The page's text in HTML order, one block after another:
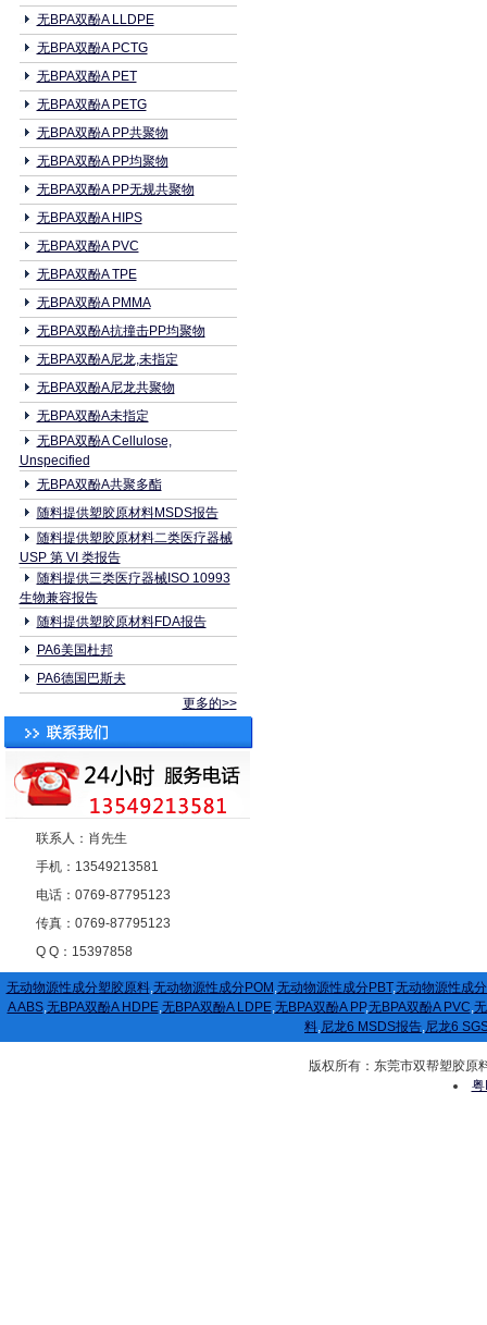
无BPA双酚A LLDPE
无BPA双酚A PCTG
无BPA双酚A PET
无BPA双酚A PETG
无BPA双酚A PP共聚物
无BPA双酚A PP均聚物
无BPA双酚A PP无规共聚物
无BPA双酚A HIPS
无BPA双酚A PVC
无BPA双酚A TPE
无BPA双酚A PMMA
无BPA双酚A抗撞击PP均聚物
无BPA双酚A尼龙,未指定
无BPA双酚A尼龙共聚物
无BPA双酚A未指定
无BPA双酚A Cellulose,
Unspecified
无BPA双酚A共聚多酯
随料提供塑胶原材料MSDS报告
随料提供塑胶原材料二类医疗器械
USP 第 VI 类报告
随料提供三类医疗器械ISO 10993
生物兼容报告
随料提供塑胶原材料FDA报告
PA6美国杜邦
PA6德国巴斯夫
更多的>>
联系人：肖先生
手机：13549213581
电话：0769-87795123
传真：0769-87795123
Q Q：15397858
无动物源性成分塑胶原料,无动物源性成分POM ,无动物源性成分PBT,无动物源性成
A ABS,无BPA双酚A HDPE,无BPA双酚A LDPE,无BPA双酚A PP,无BPA双酚A PVC,
料,尼龙6 MSDS报告,尼龙6
版权所有：东莞市双帮塑胶